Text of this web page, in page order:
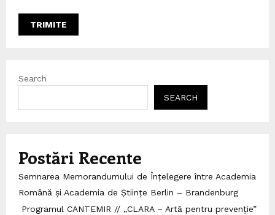
Search
SEARCH
Postări Recente
Semnarea Memorandumului de Înțelegere între Academia
Română și Academia de Științe Berlin – Brandenburg
Programul CANTEMIR // „CLARA – Artă pentru prevenție”